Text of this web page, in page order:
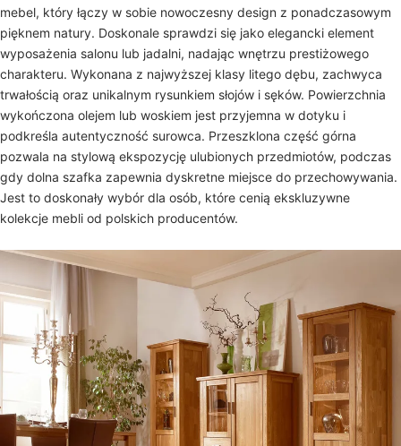
mebel, który łączy w sobie nowoczesny design z ponadczasowym
pięknem natury. Doskonale sprawdzi się jako elegancki element
wyposażenia salonu lub jadalni, nadając wnętrzu prestiżowego
charakteru. Wykonana z najwyższej klasy litego dębu, zachwyca
trwałością oraz unikalnym rysunkiem słojów i sęków. Powierzchnia
wykończona olejem lub woskiem jest przyjemna w dotyku i
podkreśla autentyczność surowca. Przeszklona część górna
pozwala na stylową ekspozycję ulubionych przedmiotów, podczas
gdy dolna szafka zapewnia dyskretne miejsce do przechowywania.
Jest to doskonały wybór dla osób, które cenią ekskluzywne
kolekcje mebli od polskich producentów.